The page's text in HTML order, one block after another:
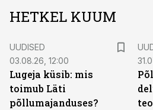
HETKEL KUUM
UUDISED
03.08.26, 12:00
Lugeja küsib: mis
toimub Läti
põllumajanduses?